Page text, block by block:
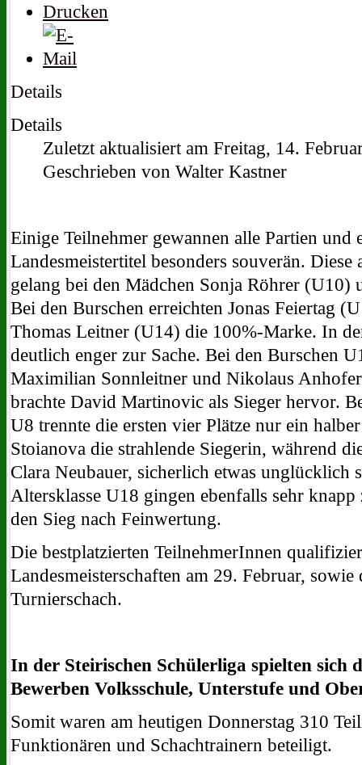
Details
Details
Zuletzt aktualisiert am Freitag, 14.
Geschrieben von Walter Kastner
Einige Teilnehmer gewannen alle Partien und
Landesmeistertitel besonders souverän.
gelang bei den Mädchen Sonja Röhrer (U10)
Bei den Burschen erreichten Jonas Feiertag
Thomas Leitner (U14) die 100%-Marke. In
deutlich enger zur Sache. Bei den Burschen
Maximilian Sonnleitner und Nikolaus
brachte David Martinovic als Sieger hervor.
U8 trennte die ersten vier Plätze nur ein
Stoianova die strahlende Siegerin, während
Clara Neubauer, sicherlich etwas unglücklich
Altersklasse U18 gingen ebenfalls sehr
den Sieg nach Feinwertung.
Die bestplatzierten TeilnehmerInnen
Landesmeisterschaften am 29. Februar,
Turnierschach.
In der Steirischen Schülerliga spielten sich
Bewerben Volksschule, Unterstufe und
Somit waren am heutigen Donnerstag 310
Funktionären und Schachtrainern beteiligt.